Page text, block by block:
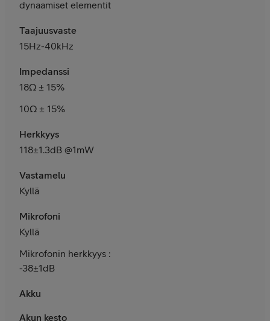
dynaamiset elementit
Taajuusvaste
15Hz-40kHz
Impedanssi
18Ω ± 15%
10Ω ± 15%
Herkkyys
118±1.3dB @1mW
Vastamelu
Kyllä
Mikrofoni
Kyllä
Mikrofonin herkkyys :
-38±1dB
Akku
Akun kesto